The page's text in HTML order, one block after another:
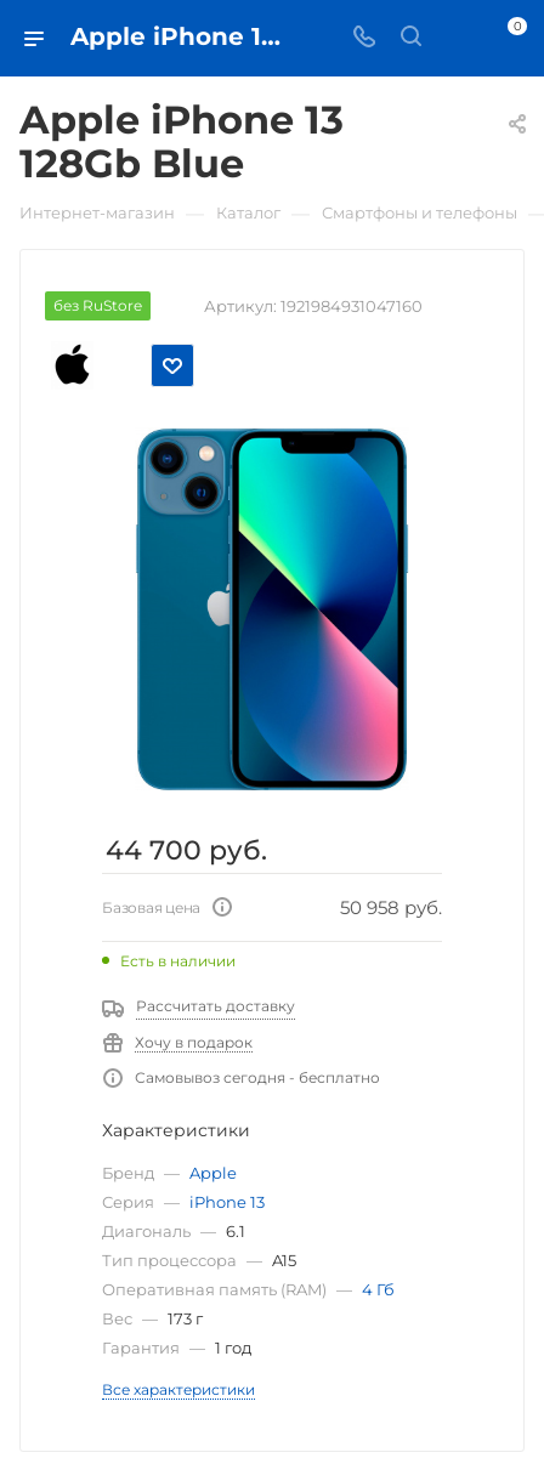
Apple iPhone 13 128Gb Blue • купить в Самаре - iЧехол 0
Apple iPhone 13
128Gb Blue
Интернет-магазин Каталог Смартфоны и телефоны
без RuStore Артикул: 1921984931047160
44 700 руб.
Базовая цена 50 958 руб.
Есть в наличии
Рассчитать доставку
Хочу в подарок
Самовывоз сегодня - бесплатно
Характеристики
Бренд — Apple
Серия — iPhone 13
Диагональ — 6.1
Тип процессора — A15
Оперативная память (RAM) — 4 Гб
Вес — 173 г
Гарантия — 1 год
Все характеристики